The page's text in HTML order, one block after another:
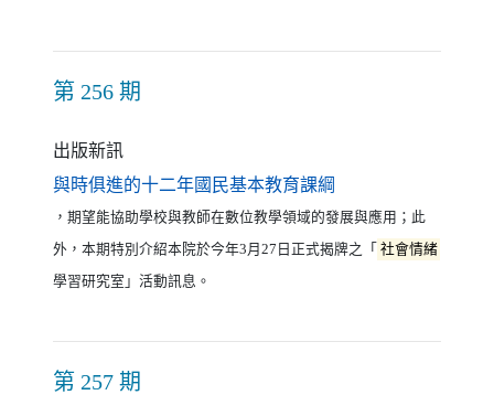
第 256 期
出版新訊
與時俱進的十二年國民基本教育課綱
，期望能協助學校與教師在數位教學領域的發展與應用；此
外，本期特別介紹本院於今年3月27日正式揭牌之「 社會情緒
學習研究室」活動訊息。
第 257 期